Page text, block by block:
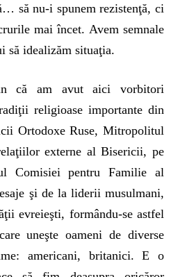
să nu-i spunem rezistenţă, ci
mai încet. Avem semnale
să idealizăm situaţia.
că am avut aici vorbitori
religioase importante din
Ortodoxe Ruse, Mitropolitul
externe al Bisericii, pe
Comisiei pentru Familie al
şi de la liderii musulmani,
evreieşti, formându-se astfel
uneşte oameni de diverse
americani, britanici. E o